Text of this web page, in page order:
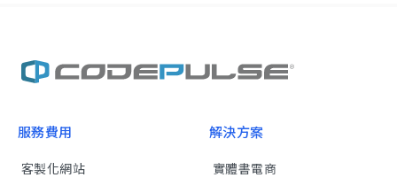
服務費用
客製化網站
解決方案
實體書電商